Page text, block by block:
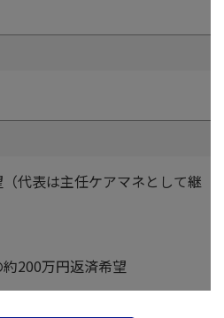
代表は主任ケアマネとして継
200万円返済希望